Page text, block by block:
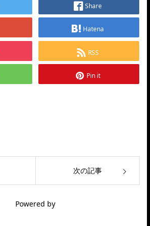
Share
Hatena
RSS
Pin it
次の記事
Powered by